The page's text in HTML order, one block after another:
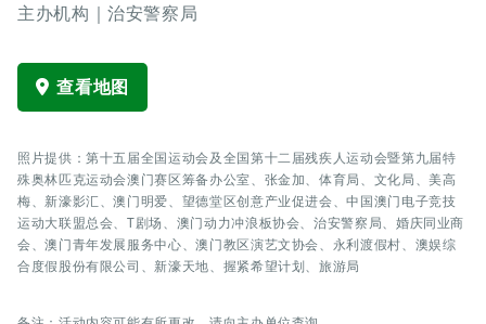
主办机构｜治安警察局
查看地图
照片提供：第十五届全国运动会及全国第十二届残疾人运动会暨第九届特
殊奥林匹克运动会澳门赛区筹备办公室、张金加、体育局、文化局、美高
梅、新濠影汇、澳门明爱、望德堂区创意产业促进会、中国澳门电子竞技
运动大联盟总会、T剧场、澳门动力冲浪板协会、治安警察局、婚庆同业商
会、澳门青年发展服务中心、澳门教区演艺文协会、永利渡假村、澳娱综
合度假股份有限公司、新濠天地、握紧希望计划、旅游局